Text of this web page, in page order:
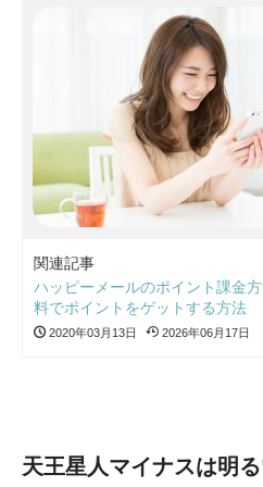
関連記事
ハッピーメールのポイント課金
料でポイントをゲットする方法
2020年03月13日 2026年06月17日
天王星人マイナスは明